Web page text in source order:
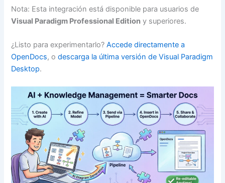
Nota: Esta integración está disponible para usuarios de
Visual Paradigm Professional Edition y superiores.
¿Listo para experimentarlo?Accede directamente a
OpenDocs, odescarga la última versión de Visual Paradigm
Desktop.